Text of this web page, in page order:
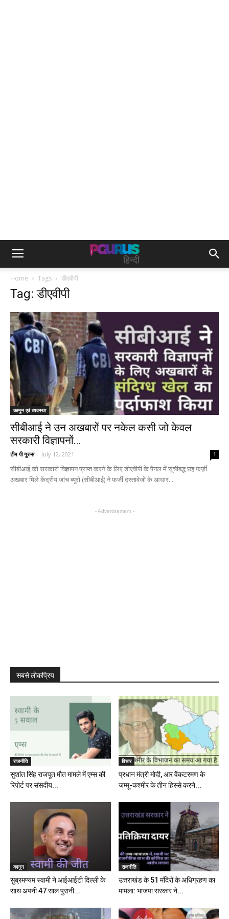
Home Tags डीएवीपी
Tag: डीएवीपी
कानून एवं व्यवस्था
सीबीआई ने उन अखबारों पर नकेल कसी जो केवल
सरकारी विज्ञापनों...
टीम पी गुरुस - July 12, 2021 1
सीबीआई को सरकारी विज्ञापन प्राप्त करने के लिए डीएवीपी के पैनल में सूचीबद्ध छह फर्ज़ी
अखबार मिले केंद्रीय जांच ब्यूरो (सीबीआई) ने फर्जी दस्तावेजों के आधार...
- Advertisement -
सबसे लोकप्रिय
राजनीति
सुशांत सिंह राजपूत मौत मामले में एम्स की
रिपोर्ट पर संसदीय...
विचार
प्रधान मंत्री मोदी, आर वेंकटरमण के
जम्मू-कश्मीर के तीन हिस्से करने...
कानून
सुब्रमण्यम स्वामी ने आईआईटी दिल्ली के
साथ अपनी 47 साल पुरानी...
राजनीति
उत्तराखंड के 51 मंदिरों के अधिग्रहण का
मामला: भाजपा सरकार ने...